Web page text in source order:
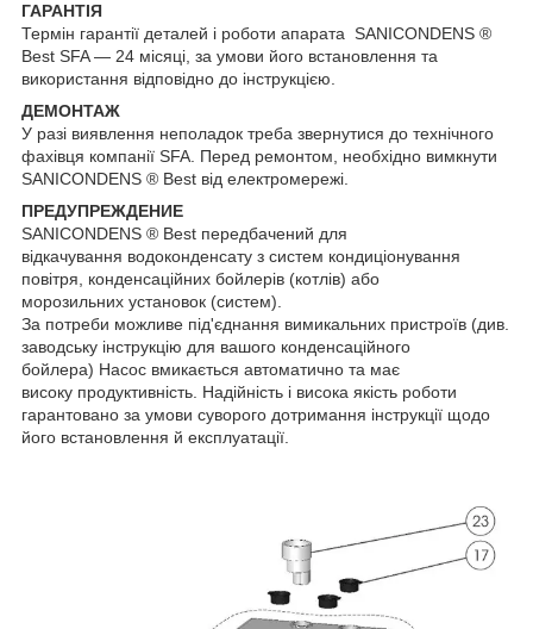
ГАРАНТІЯ
Термін гарантії деталей і роботи апарата SANICONDENS ®
Best SFA — 24 місяці, за умови його встановлення та
використання відповідно до інструкцією.
ДЕМОНТАЖ
У разі виявлення неполадок треба звернутися до технічного
фахівця компанії SFA. Перед ремонтом, необхідно вимкнути
SANICONDENS ® Best від електромережі.
ПРЕДУПРЕЖДЕНИЕ
SANICONDENS ® Best передбачений для
відкачування водоконденсату з систем кондиціонування
повітря, конденсаційних бойлерів (котлів) або
морозильних установок (систем).
За потреби можливе під'єднання вимикальних пристроїв (див.
заводську інструкцію для вашого конденсаційного
бойлера) Насос вмикається автоматично та має
високу продуктивність. Надійність і висока якість роботи
гарантовано за умови суворого дотримання інструкції щодо
його встановлення й експлуатації.